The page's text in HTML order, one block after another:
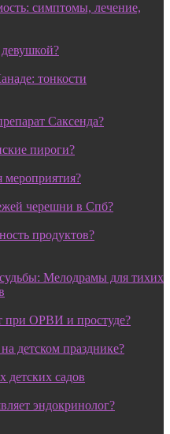
симптомы, лечение,
тонкости
Саксенда?
пироги?
мероприятия?
черешни в Спб?
продуктов?
Мелодрамы для тихих
при ОРВИ и простуде?
детском празднике?
детских садов
эндокринолог?